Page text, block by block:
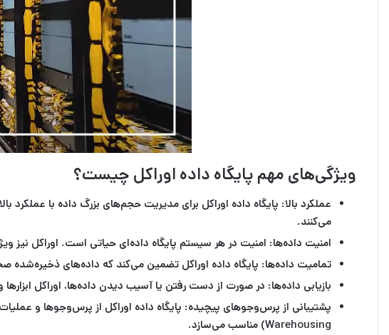
ویژگی‌های مهم پایگاه داده اوراکل چیست؟
عملکرد بالا: پایگاه داده اوراکل برای مدیریت حجم‌های بزرگ داده با
می‌کنند.
امنیت داده‌ها: امنیت در هر سیستم پایگاه داده‌ای حیاتی است. اوراکل نیز
تمامیت داده‌ها: پایگاه داده اوراکل تضمین می‌کند که داده‌های
بازیابی داده‌ها: در صورت از دست رفتن یا آسیب دیدن داده‌ها، اوراکل ابزارها
پشتیبانی از پرس‌وجوهای پیچیده:
Warehousing) مناسب می‌سازد.